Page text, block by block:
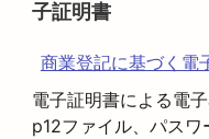
子証明書
商業登記に基づく電
電子証明書による電
p12ファイル、パス